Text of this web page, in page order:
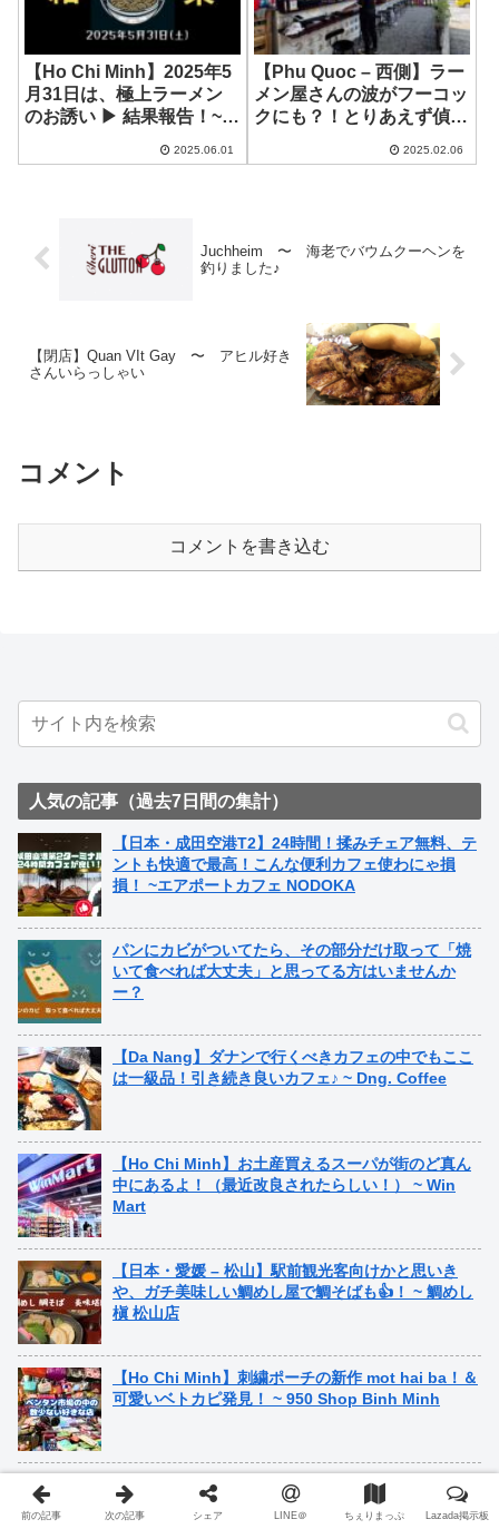
【Ho Chi Minh】2025年5
月31日は、極上ラーメン
のお誘い ▶︎ 結果報告！~
2025.06.01
【Phu Quoc – 西側】ラー
メン屋さんの波がフーコッ
クにも？！とりあえず偵
2025.02.06
Juchheim 〜 海老でバウムクーヘンを
釣りました♪
【閉店】Quan VIt Gay 〜 アヒル好き
さんいらっしゃい
コメント
コメントを書き込む
人気の記事（過去7日間の集計）
【日本・成田空港T2】24時間！揉みチェア無料、テ
ントも快適で最高！こんな便利カフェ使わにゃ損
損！ ~エアポートカフェ NODOKA
パンにカビがついてたら、その部分だけ取って「焼
いて食べれば大丈夫」と思ってる方はいませんか
ー？
【Da Nang】ダナンで行くべきカフェの中でもここ
は一級品！引き続き良いカフェ♪ ~ Dng. Coffee
【Ho Chi Minh】お土産買えるスーパが街のど真ん
中にあるよ！（最近改良されたらしい！） ~ Win
Mart
【日本・愛媛 – 松山】駅前観光客向けかと思いき
や、ガチ美味しい鯛めし屋で鯛そばも👍！ ~ 鯛めし
槇 松山店
【Ho Chi Minh】刺繍ポーチの新作 mot hai ba！＆
可愛いベトカピ発見！ ~ 950 Shop Binh Minh
【Phu Quoc西側】お土産も滞在中に必要なものも
生活物資も全部お任せ、フーコック最大の便利スー
前の記事 次の記事 シェア LINE＠ ちぇりまっぷ Lazada掲示板